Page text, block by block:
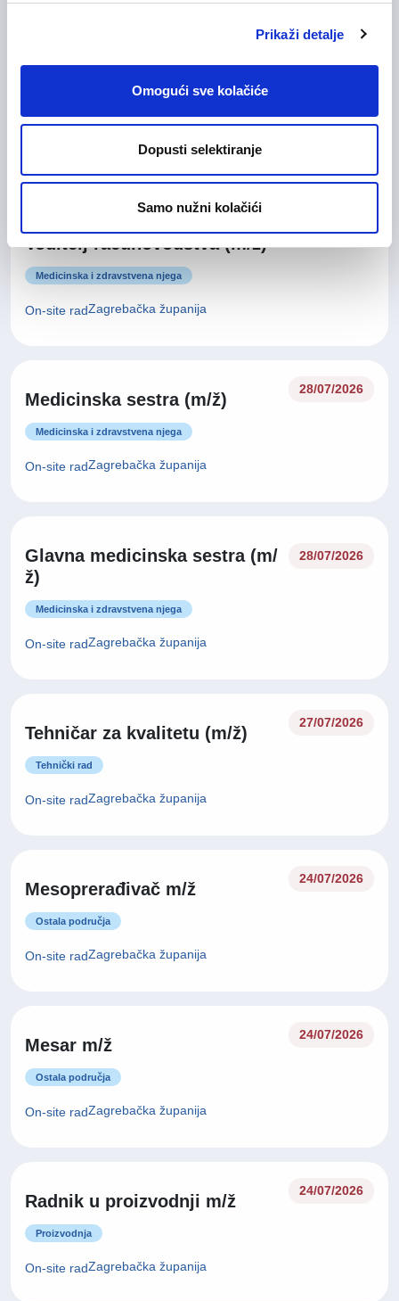
Prikaži detalje
Omogući sve kolačiće
Dopusti selektiranje
Samo nužni kolačići
Sales Manager
Informacijska tehnologija (IT)
Zagrebačka županija
Voditelj računovodstva (m/ž)
28/07/2026
Medicinska i zdravstvena njega
On-site radZagrebačka županija
Medicinska sestra (m/ž)
28/07/2026
Medicinska i zdravstvena njega
On-site radZagrebačka županija
Glavna medicinska sestra (m/
ž)
28/07/2026
Medicinska i zdravstvena njega
On-site radZagrebačka županija
Tehničar za kvalitetu (m/ž)
27/07/2026
Tehnički rad
On-site radZagrebačka županija
Mesoprerađivač m/ž
24/07/2026
Ostala područja
On-site radZagrebačka županija
Mesar m/ž
24/07/2026
Ostala područja
On-site radZagrebačka županija
Radnik u proizvodnji m/ž
24/07/2026
Proizvodnja
On-site radZagrebačka županija